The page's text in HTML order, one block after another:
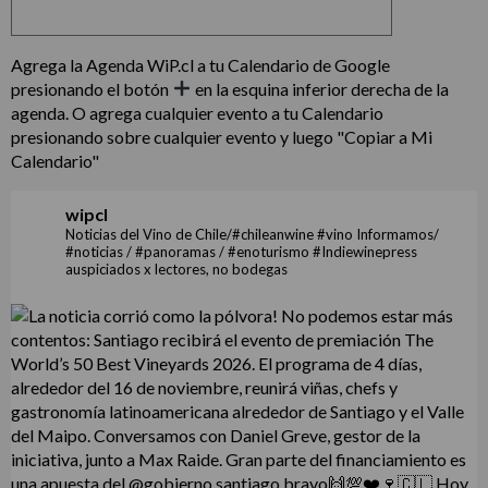
Agrega la Agenda WiP.cl a tu Calendario de Google
presionando el botón
en la esquina inferior derecha de la
agenda. O agrega cualquier evento a tu Calendario
presionando sobre cualquier evento y luego "Copiar a Mi
Calendario"
wipcl
Noticias del Vino de Chile/#chileanwine #vino Informamos/
#noticias / #panoramas / #enoturismo #Indiewinepress
auspiciados x lectores, no bodegas